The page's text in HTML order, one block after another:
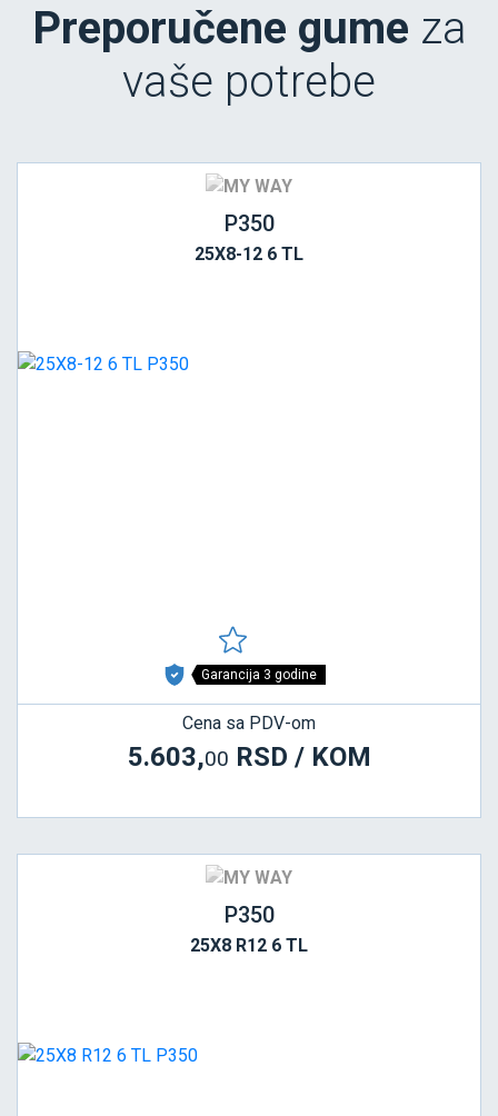
Preporučene gume za
vaše potrebe
P350
25X8-12 6 TL
Garancija 3 godine
Cena sa PDV-om
5.603,00 RSD / KOM
P350
25X8 R12 6 TL